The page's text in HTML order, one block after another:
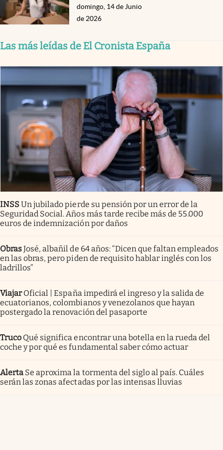
domingo, 14 de Junio
de 2026
Las más leídas de El Cronista España
INSSUn jubilado pierde su pensión por un error de la
Seguridad Social. Años más tarde recibe más de 55.000
euros de indemnización por daños
ObrasJosé, albañil de 64 años: “Dicen que faltan empleados
en las obras, pero piden de requisito hablar inglés con los
ladrillos”
Viajar Oficial | España impedirá el ingreso y la salida de
ecuatorianos, colombianos y venezolanos que hayan
postergado la renovación del pasaporte
Truco Qué significa encontrar una botella en la rueda del
coche y por qué es fundamental saber cómo actuar
Alerta Se aproxima la tormenta del siglo al país. Cuáles
serán las zonas afectadas por las intensas lluvias